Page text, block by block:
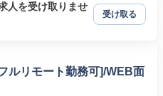
人を受け取りませ
受け取る
ルリモート勤務可]/WEB面